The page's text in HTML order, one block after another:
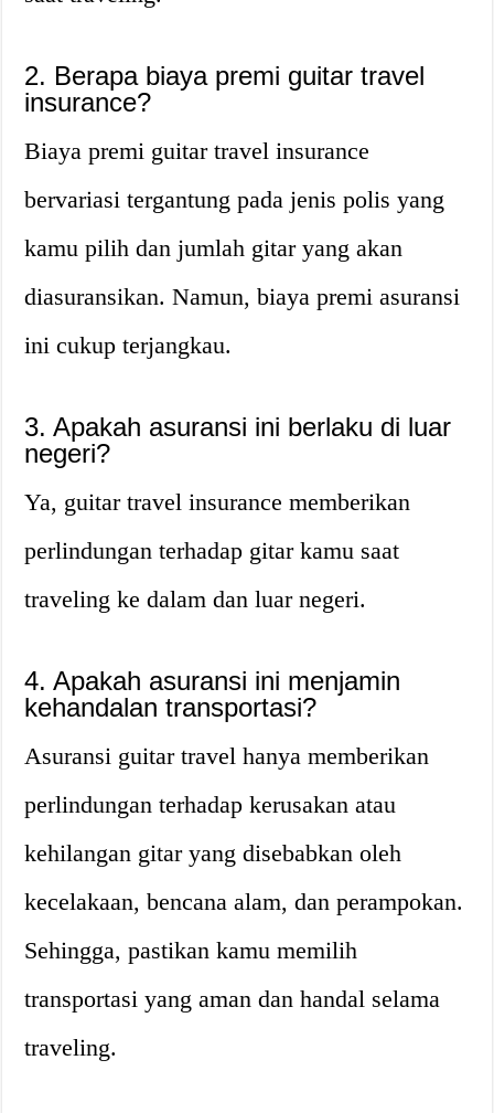
2. Berapa biaya premi guitar travel
insurance?
Biaya premi guitar travel insurance
bervariasi tergantung pada jenis polis yang
kamu pilih dan jumlah gitar yang akan
diasuransikan. Namun, biaya premi asuransi
ini cukup terjangkau.
3. Apakah asuransi ini berlaku di luar
negeri?
Ya, guitar travel insurance memberikan
perlindungan terhadap gitar kamu saat
traveling ke dalam dan luar negeri.
4. Apakah asuransi ini menjamin
kehandalan transportasi?
Asuransi guitar travel hanya memberikan
perlindungan terhadap kerusakan atau
kehilangan gitar yang disebabkan oleh
kecelakaan, bencana alam, dan perampokan.
Sehingga, pastikan kamu memilih
transportasi yang aman dan handal selama
traveling.